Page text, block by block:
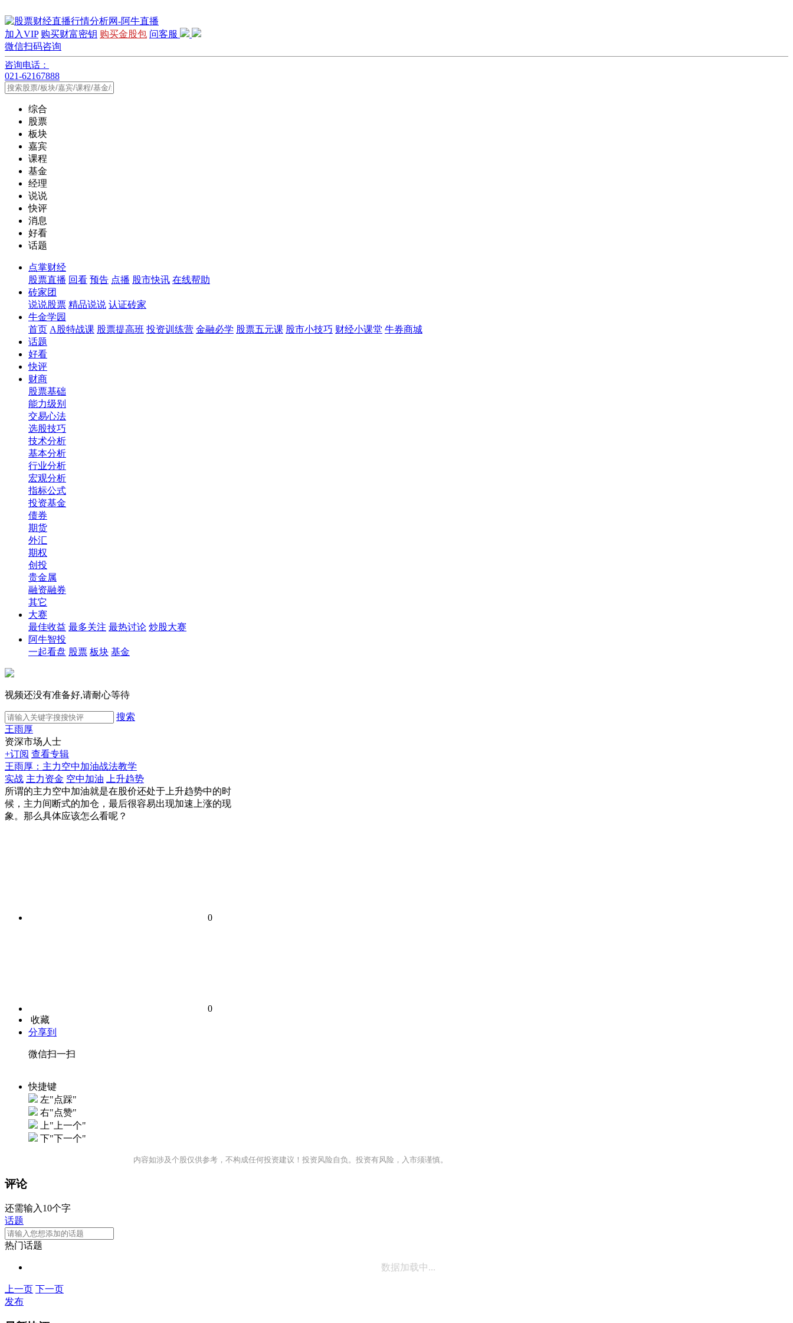
加入VIP 购买财富密钥 购买金股包 问客服
微信扫码咨询
咨询电话：
021-62167888
综合
股票
板块
嘉宾
课程
基金
经理
说说
快评
消息
好看
话题
点掌财经
股票直播 回看 预告 点播 股市快讯 在线帮助
砖家团
说说股票 精品说说 认证砖家
牛金学园
首页 A股特战课 股票提高班 投资训练营 金融必学 股票五元课 股市小技巧 财经小课堂 牛券商城
话题
好看
快评
财商
股票基础
能力级别
交易心法
选股技巧
技术分析
基本分析
行业分析
宏观分析
指标公式
投资基金
债券
期货
外汇
期权
创投
贵金属
融资融券
其它
大赛
最佳收益 最多关注 最热讨论 炒股大赛
阿牛智投
一起看盘 股票 板块 基金
视频还没有准备好,请耐心等待
搜索
王雨厚
资深市场人士
+订阅 查看专辑
王雨厚：主力空中加油战法教学
实战 主力资金 空中加油
上升趋势
所谓的主力空中加油就是在股价还处于上升趋势中的时
候，主力间断式的加仓，最后很容易出现加速上涨的现
象。那么具体应该怎么看呢？
0
0
收藏
分享到
微信扫一扫
快捷键
左"点踩"
右"点赞"
上"上一个"
下"下一个"
内容如涉及个股仅供参考，不构成任何投资建议！投资风险自负。投资有风险，入市须谨慎。
评论
还需输入10个字
话题
热门话题
数据加载中...
上一页 下一页
发布